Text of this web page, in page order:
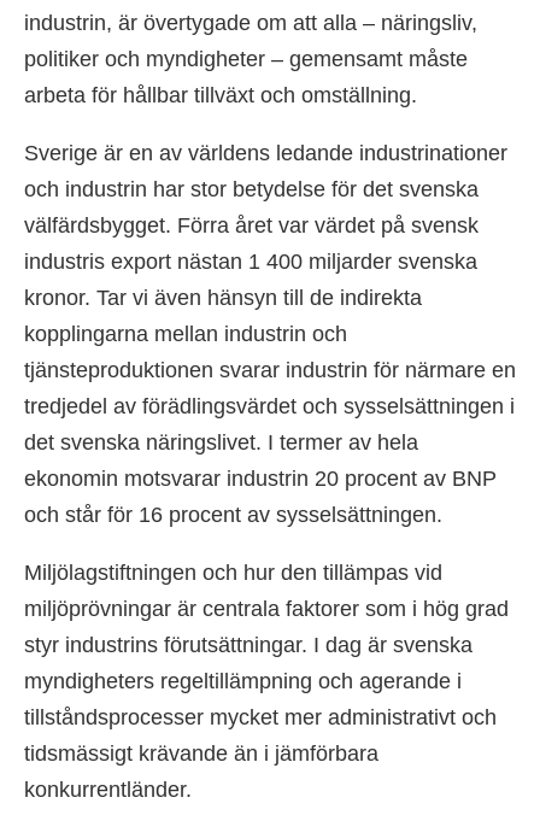
industrin, är övertygade om att alla – näringsliv,
politiker och myndigheter – gemensamt måste
arbeta för hållbar tillväxt och omställning.
Sverige är en av världens ledande industrinationer
och industrin har stor betydelse för det svenska
välfärdsbygget. Förra året var värdet på svensk
industris export nästan 1 400 miljarder svenska
kronor. Tar vi även hänsyn till de indirekta
kopplingarna mellan industrin och
tjänsteproduktionen svarar industrin för närmare en
tredjedel av förädlingsvärdet och sysselsättningen i
det svenska näringslivet. I termer av hela
ekonomin motsvarar industrin 20 procent av BNP
och står för 16 procent av sysselsättningen.
Miljölagstiftningen och hur den tillämpas vid
miljöprövningar är centrala faktorer som i hög grad
styr industrins förutsättningar. I dag är svenska
myndigheters regeltillämpning och agerande i
tillståndsprocesser mycket mer administrativt och
tidsmässigt krävande än i jämförbara
konkurrentländer.